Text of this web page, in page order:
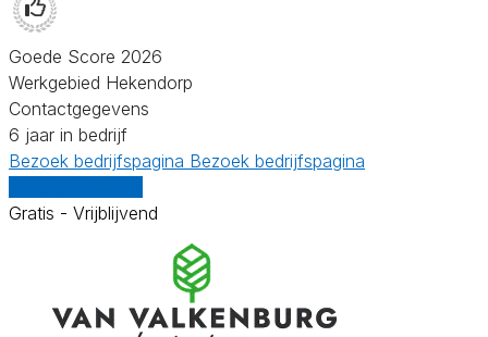
Goede Score 2026
Werkgebied Hekendorp
Contactgegevens
6 jaar in bedrijf
Bezoek bedrijfspagina Bezoek bedrijfspagina
Gratis - Vrijblijvend